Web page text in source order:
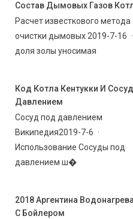
Состав Дымовых Газов
Расчет известкового метода
очистки дымовых 2019-7-16
доля золы уносимая
Код Котла Кентукки И
Давлением
Сосуд под давлением
Википедия2019-7-6 ·
Использование Сосуды под
давлением ш�
2018 Аргентина
С Бойлером